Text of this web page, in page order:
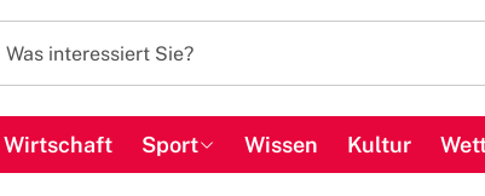
Wirtschaft Sport Wissen Kultur